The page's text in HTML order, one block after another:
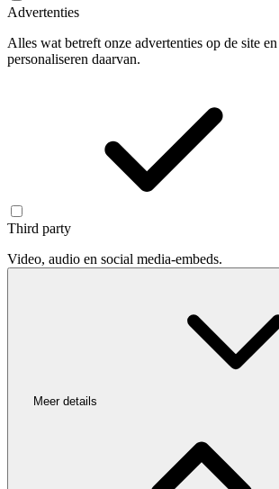
Advertenties
Alles wat betreft onze advertenties op de site
personaliseren daarvan.
Third party
Video, audio en social media-embeds.
Meer details